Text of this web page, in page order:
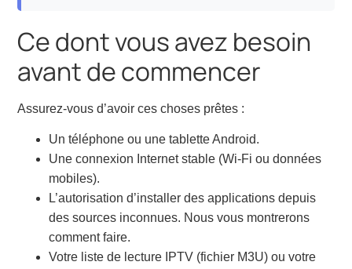
Ce dont vous avez besoin
avant de commencer
Assurez-vous d’avoir ces choses prêtes :
Un téléphone ou une tablette Android.
Une connexion Internet stable (Wi-Fi ou données
mobiles).
L’autorisation d’installer des applications depuis
des sources inconnues. Nous vous montrerons
comment faire.
Votre liste de lecture IPTV (fichier M3U) ou votre